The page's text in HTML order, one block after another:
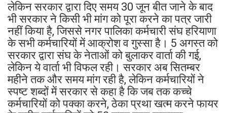
लेकिन सरकार द्वारा दिए समय 30 जून बीत जाने के बाद
भी सरकार ने किसी भी मांग को पूरा करने का पत्र जारी
नहीं किया है, जिससे नगर पालिका कर्मचारी संघ हरियाणा
के सभी कर्मचारियों में आक्रोश व गुस्सा है। 5 अगस्त को
सरकार द्वारा संघ के नेताओं को बुलाकर वार्ता की गई,
लेकिन ये वार्ता भी विफल रही। सरकार अब सितम्बर
महीने तक और समय मांग रही है, लेकिन कर्मचारियों ने
स्पष्ट शब्दों में सरकार से कहा है कि जब तक कच्चे
कर्मचारियों को पक्का करने, ठेका प्रथा खत्म करने फायर